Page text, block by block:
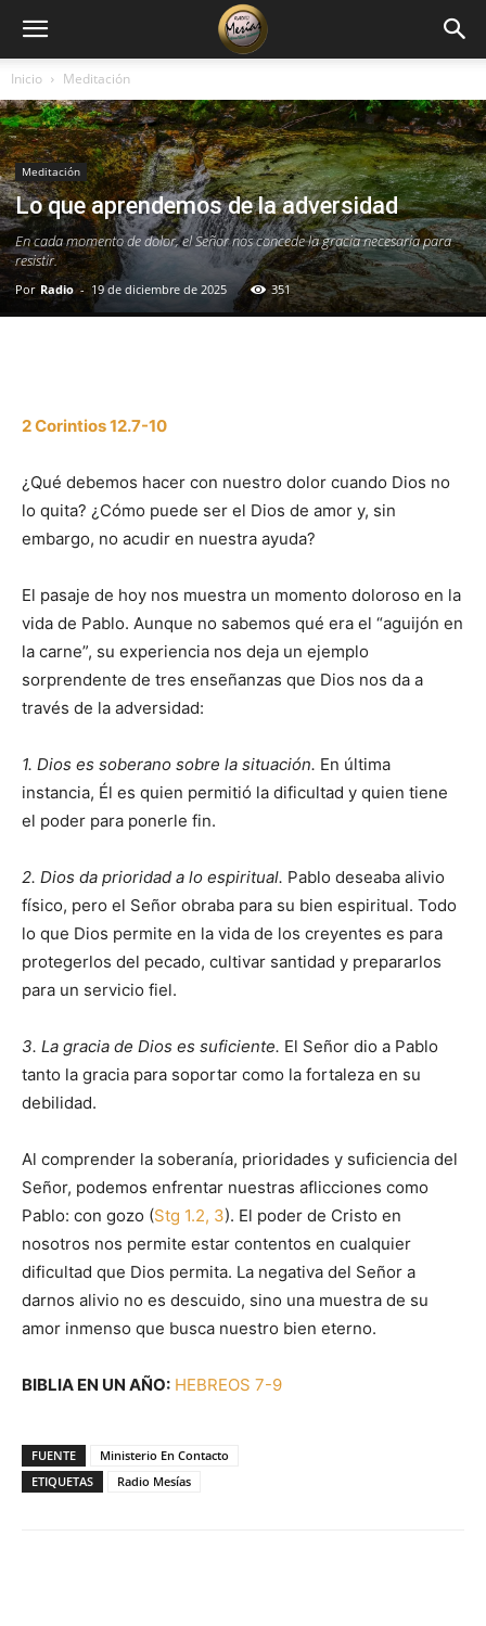
Inicio Meditación
Meditación
Lo que aprendemos de la adversidad
En cada momento de dolor, el Señor nos concede la gracia necesaria para
resistir.
Por Radio - 19 de diciembre de 2025 351
2 Corintios 12.7-10
¿Qué debemos hacer con nuestro dolor cuando Dios no
lo quita? ¿Cómo puede ser el Dios de amor y, sin
embargo, no acudir en nuestra ayuda?
El pasaje de hoy nos muestra un momento doloroso en la
vida de Pablo. Aunque no sabemos qué era el “aguijón en
la carne”, su experiencia nos deja un ejemplo
sorprendente de tres enseñanzas que Dios nos da a
través de la adversidad:
1. Dios es soberano sobre la situación. En última
instancia, Él es quien permitió la dificultad y quien tiene
el poder para ponerle fin.
2. Dios da prioridad a lo espiritual. Pablo deseaba alivio
físico, pero el Señor obraba para su bien espiritual. Todo
lo que Dios permite en la vida de los creyentes es para
protegerlos del pecado, cultivar santidad y prepararlos
para un servicio fiel.
3. La gracia de Dios es suficiente. El Señor dio a Pablo
tanto la gracia para soportar como la fortaleza en su
debilidad.
Al comprender la soberanía, prioridades y suficiencia del
Señor, podemos enfrentar nuestras aflicciones como
Pablo: con gozo (Stg 1.2, 3). El poder de Cristo en
nosotros nos permite estar contentos en cualquier
dificultad que Dios permita. La negativa del Señor a
darnos alivio no es descuido, sino una muestra de su
amor inmenso que busca nuestro bien eterno.
BIBLIA EN UN AÑO: HEBREOS 7-9
FUENTE
Ministerio En Contacto
ETIQUETAS
Radio Mesías